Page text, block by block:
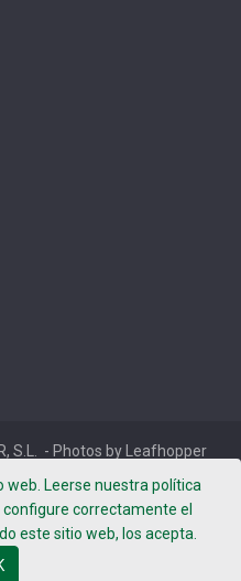
web. Leerse nuestra política
correctamente el
este sitio web, los acepta.
S.L. - Photos by Leafhopper
de privacidad
Aviso